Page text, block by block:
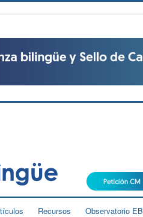
Recursos Observatorio EB